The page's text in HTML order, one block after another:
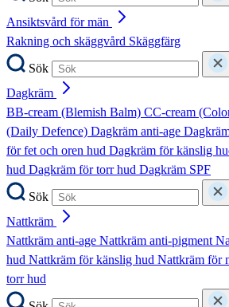
Ansiktsvård för män
Rakning och skäggvård Skäggfärg
Sök
Dagkräm
BB-cream (Blemish Balm) CC-cream
(Daily Defence) Dagkräm anti-age
för fet och oren hud Dagkräm för känslig
hud Dagkräm för torr hud Dagkräm SPF
Sök
Nattkräm
Nattkräm anti-age Nattkräm anti-pigment
hud Nattkräm för känslig hud Nattkräm för
torr hud